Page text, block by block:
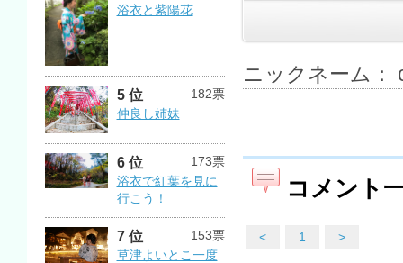
浴衣と紫陽花
5 位
182票
仲良し姉妹
6 位
173票
浴衣で紅葉を見に
行こう！
7 位
153票
草津よいとこ一度
ニックネーム：
コメント
< 1 >